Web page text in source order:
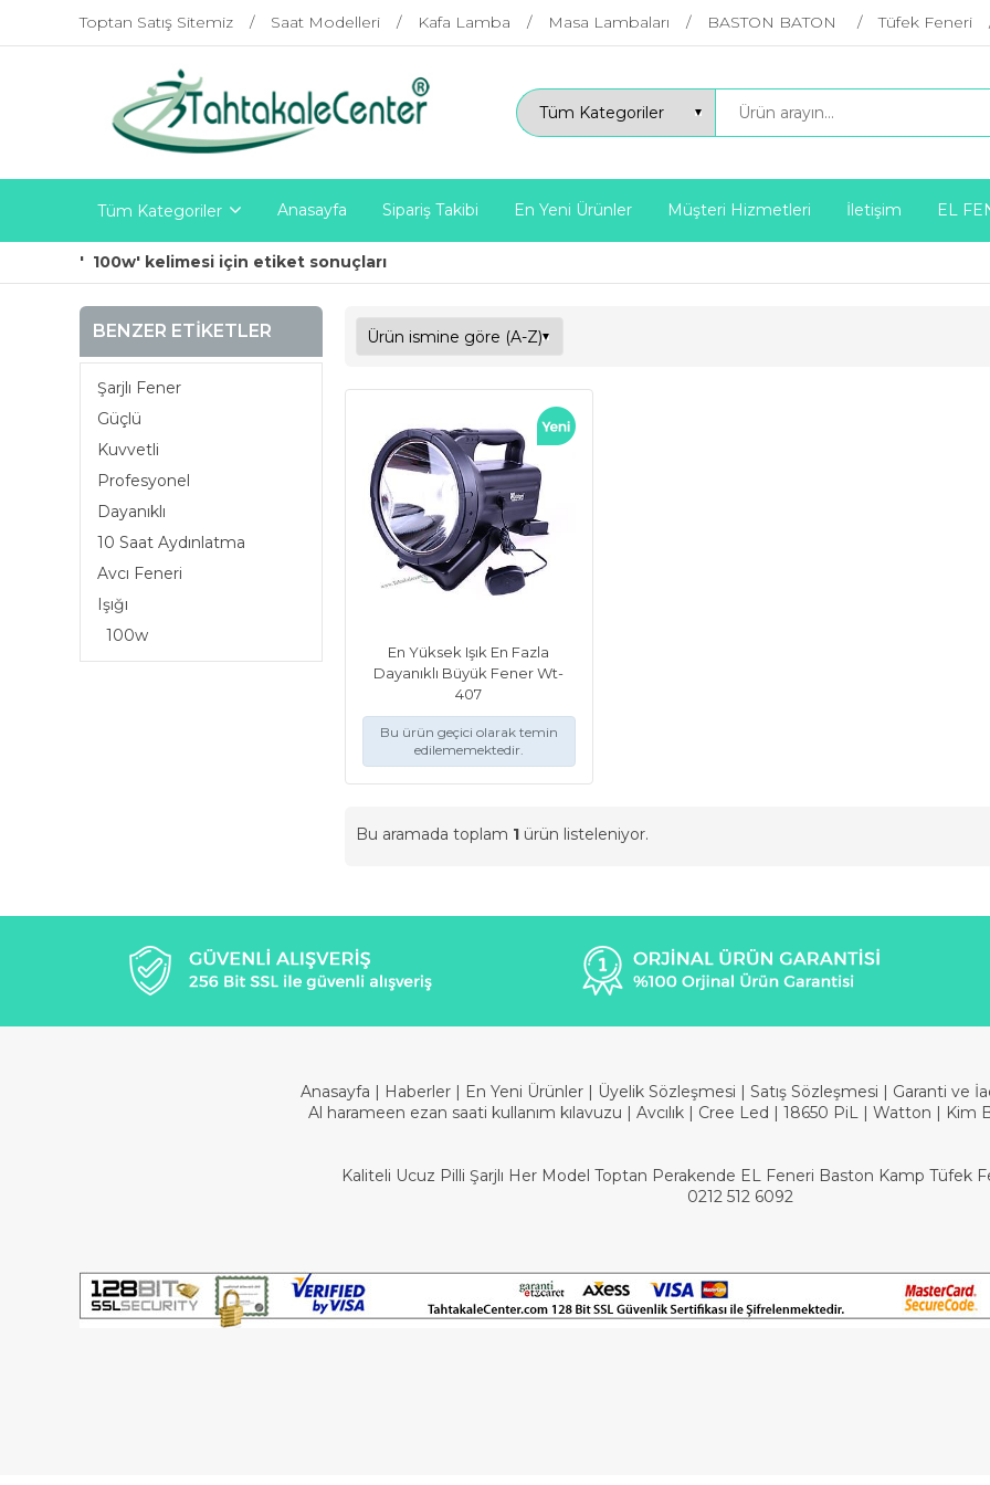
Toptan Satış Sitemiz Saat Modelleri Kafa Lamba Masa Lambaları BASTON BATON Tüfek Feneri
Tüm Kategoriler Anasayfa Sipariş Takibi En Yeni Ürünler Müşteri Hizmetleri İletişim EL
' 100w' kelimesi için etiket sonuçları
BENZER ETIKETLER
Şarjlı Fener
Güçlü
Kuvvetli
Profesyonel
Dayanıklı
10 Saat Aydınlatma
Avcı Feneri
Işığı
100w
En Yüksek Işık En Fazla
Dayanıklı Büyük Fener Wt-
407
Bu ürün geçici olarak temin
edilememektedir.
Bu aramada toplam 1 ürün listeleniyor.
Anasayfa | Haberler | En Yeni Ürünler | Üyelik Sözleşmesi | Satış Sözleşmesi | Garanti ve
Al harameen ezan saati kullanım kılavuzu | Avcılık| Cree Led | 18650 PiL| Watton | Kim
Kaliteli Ucuz Pilli Şarjlı Her Model Toptan Perakende EL Feneri Baston Kamp Tüfek
0212 512 6092